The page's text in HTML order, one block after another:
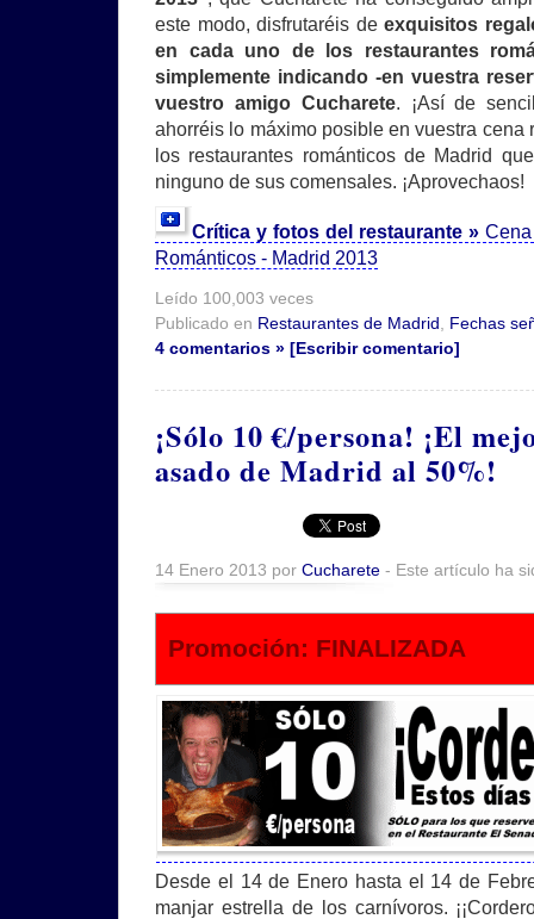
este modo, disfrutaréis deexquisitos
en cada uno de los restaurantes
simplemente indicando -en vuestra
vuestro amigo Cucharete. ¡Así de
ahorréis lo máximo posible en vuestra cena
los restaurantes románticos de Madrid
ninguno de sus comensales. ¡Aprovechaos!
Crítica y fotos del restaurante »
Románticos - Madrid 2013
Leído 100,003 veces
Publicado en Restaurantes de Madrid
Fechas
4 comentarios » [Escribir comentario]
¡Sólo 10 €/persona! ¡El
asado de Madrid al 50%!
14 Enero 2013 por Cucharete - Este artículo ha
Promoción: FINALIZADA
Desde el 14 de Enero hasta el 14 de
manjar estrella de los carnívoros.